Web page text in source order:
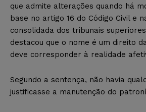
que admite alterações quando há
base no artigo 16 do Código Civil e
consolidada dos tribunais
destacou que o nome é um direito
deve corresponder à realidade
Segundo a sentença, não havia
justificasse a manutenção do